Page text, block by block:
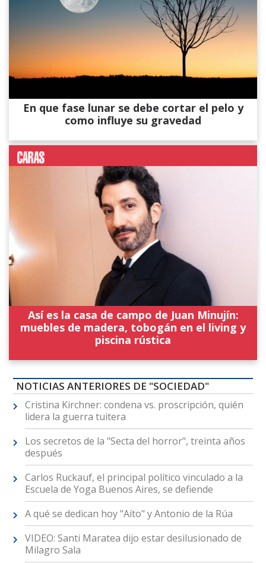
En que fase lunar se debe cortar el pelo y
como influye su gravedad
Así es la casa de campo de Juan Minujín:
muebles de madera, tobogán en el living y
piscina rústica
NOTICIAS ANTERIORES DE "SOCIEDAD"
Cristina Kirchner: condena vs. proscripción, quién
lidera la guerra tuitera
Los secretos de la "Secta del horror", treinta años
después
Carlos Ruckauf, el principal político vinculado a la
Escuela de Yoga Buenos Aires, se defiende
A qué se dedican hoy "Aíto" y Antonio de la Rúa
VIDEO: Santi Maratea dijo estar desilusionado de
Milagro Sala